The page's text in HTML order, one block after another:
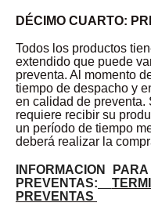
DÉCIMO CUARTO:
Todos los productos
extendido que puede
preventa. Al momento
tiempo de despacho y
en calidad de preventa.
requiere recibir su
un período de tiempo
deberá realizar la
INFORMACION
PREVENTAS:
PREVENTAS